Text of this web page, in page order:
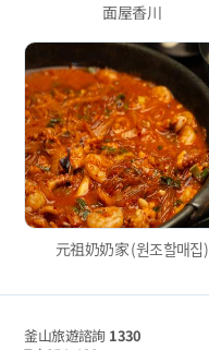
面屋香川
元祖奶奶家 (원조할매집)
釜山旅遊諮詢 1330